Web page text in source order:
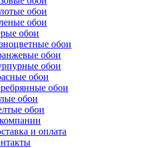
обои
обои
обои
обои
обои
обои
обои
обои
обои
обои
и оплата